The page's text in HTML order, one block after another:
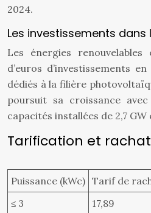
2024.
Les investissements dans
Les énergies
d’euros d’investissements
dédiés à la filière
poursuit sa croissance
capacités installées de 2,7 GW
Tarification et
Puissance (kWc) Tarif de
≤ 3
17,89